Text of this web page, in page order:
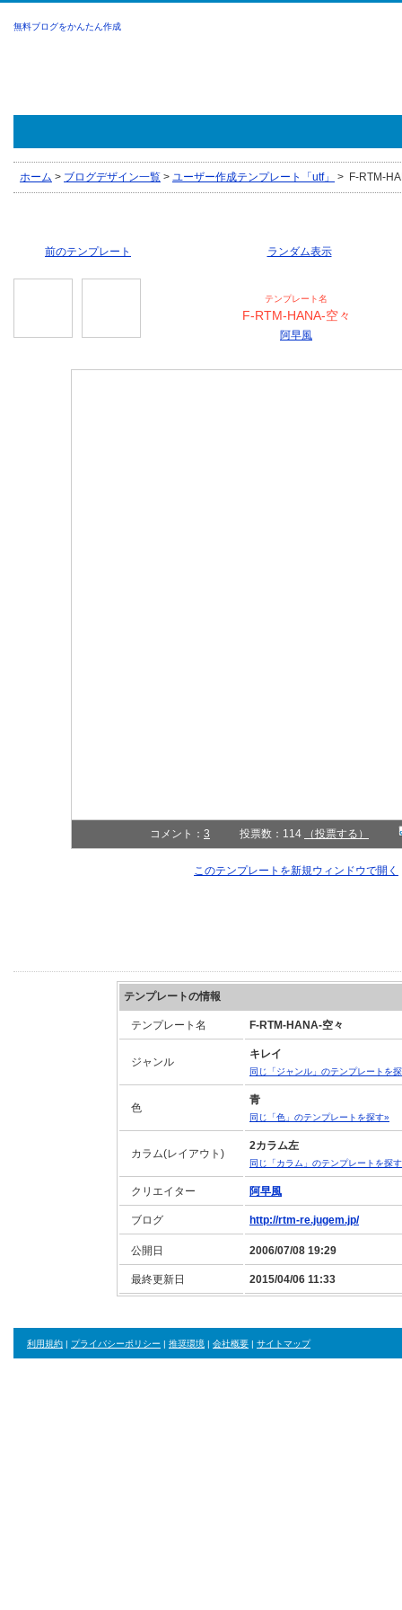
無料ブログをかんたん作成
ホーム > ブログデザイン一覧 > ユーザー作成テンプレート「utf」 > F-RTM-
前のテンプレート ランダム表示
テンプレート名
F-RTM-HANA-空々
阿早風
コメント： 3 投票数：114 （投票する）
このテンプレートを新規ウィンドウで開く
テンプレートの情報
テンプレート名 F-RTM-HANA-空々
ジャンル
キレイ
同じ「ジャンル」のテンプレートを
色
青
同じ「色」のテンプレートを探す»
カラム(レイアウト)
2カラム左
同じ「カラム」のテンプレートを探
クリエイター 阿早風
ブログ http://rtm-re.jugem.jp/
公開日 2006/07/08 19:29
最終更新日 2015/04/06 11:33
利用規約 | プライバシーポリシー | 推奨環境 | 会社概要 | サイトマップ